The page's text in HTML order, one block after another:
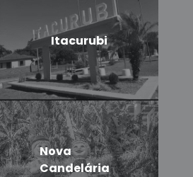
Itacurubi
Nova
Candelária